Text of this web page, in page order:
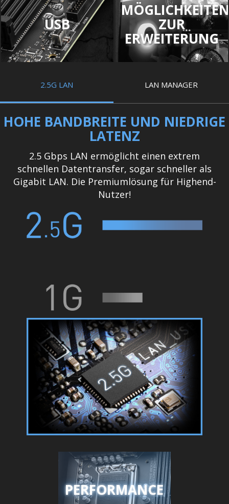
USB
MÖGLICHKEITEN
ZUR
ERWEITERUNG
2.5G LAN LAN MANAGER
HOHE BANDBREITE UND NIEDRIGE
LATENZ
2.5 Gbps LAN ermöglicht einen extrem
schnellen Datentransfer, sogar schneller als
Gigabit LAN. Die Premiumlösung für Highend-
Nutzer!
PERFORMANCE